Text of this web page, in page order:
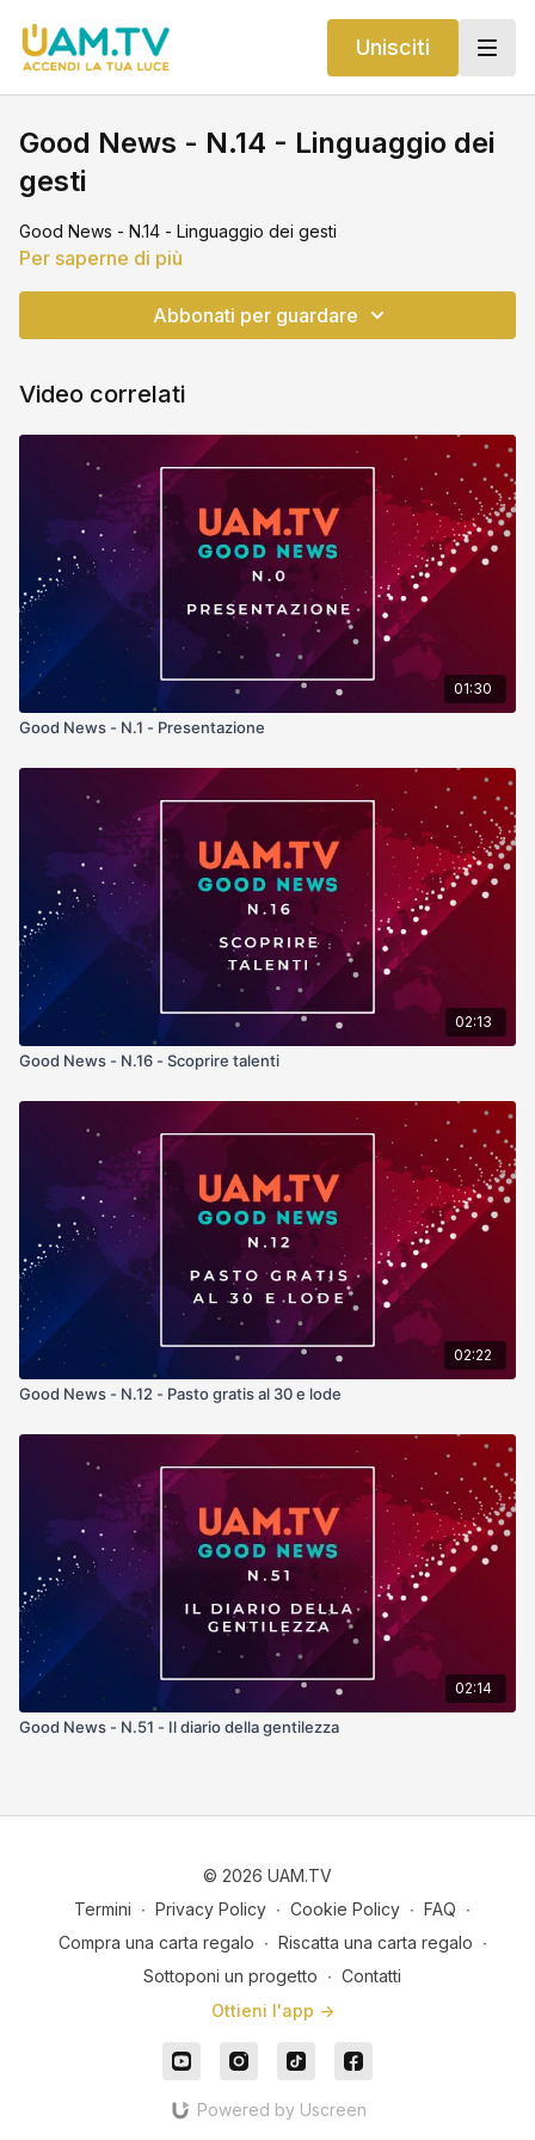
Unisciti
Good News - N.14 - Linguaggio dei
gesti
Good News - N.14 - Linguaggio dei gesti
Per saperne di più
Abbonati per guardare
Video correlati
01:30
Good News - N.1 - Presentazione
02:13
Good News - N.16 - Scoprire talenti
02:22
Good News - N.12 - Pasto gratis al 30 e lode
02:14
Good News - N.51 - Il diario della gentilezza
© 2026 UAM.TV
Termini ∙ Privacy Policy ∙ Cookie Policy ∙ FAQ ∙
Compra una carta regalo ∙ Riscatta una carta regalo ∙
Sottoponi un progetto ∙ Contatti
Ottieni l'app ->
Powered by Uscreen